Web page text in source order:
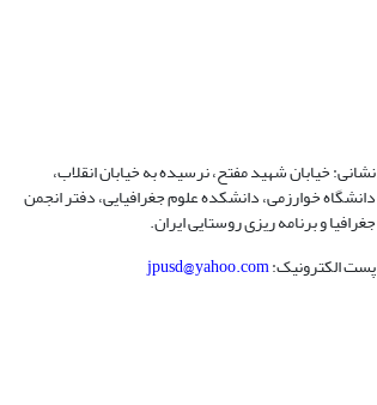
نشانی: خیابان شهید مفتح، نرسیده به خیابان انقلاب،
دانشگاه خوارزمی، دانشکده علوم جغرافیایی، دفتر انجمن
جغرافیا و برنامه ریزی روستایی ایران.
پست الکترونیک:jpusd@yahoo.com